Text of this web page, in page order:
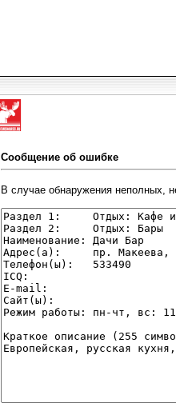
Сообщение об ошибке
В случае обнаружения неполных,